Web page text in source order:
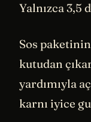
Yalnızca 3,5
Sos
kutudan
yardımıyla
karnı iyice